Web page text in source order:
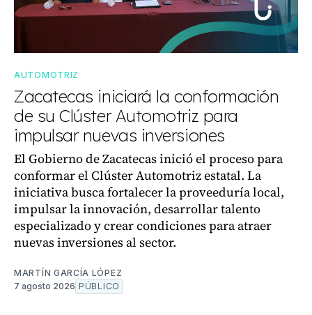
AUTOMOTRIZ
Zacatecas iniciará la conformación
de su Clúster Automotriz para
impulsar nuevas inversiones
El Gobierno de Zacatecas inició el proceso para
conformar el Clúster Automotriz estatal. La
iniciativa busca fortalecer la proveeduría local,
impulsar la innovación, desarrollar talento
especializado y crear condiciones para atraer
nuevas inversiones al sector.
MARTÍN GARCÍA LÓPEZ
7 agosto 2026 PÚBLICO